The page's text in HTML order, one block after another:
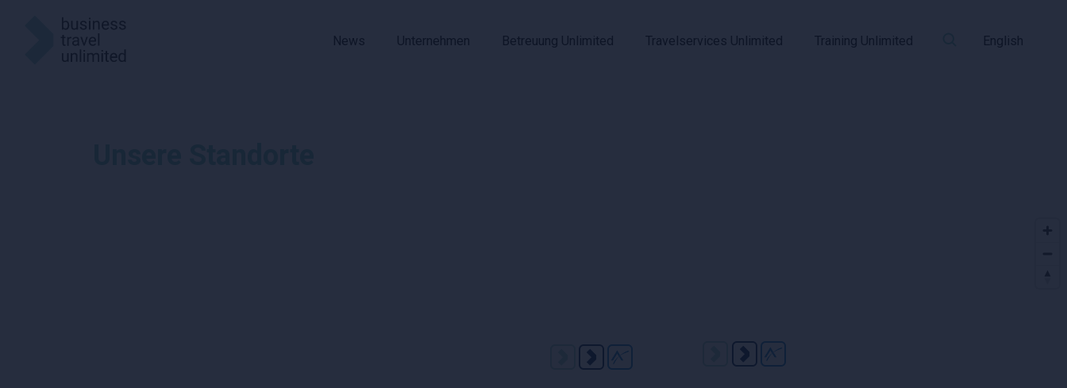
News Unternehmen Betreuung Unlimited Travelservices Unlimited Training Unlimited English